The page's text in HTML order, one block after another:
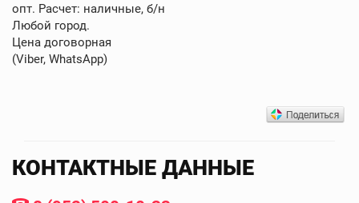
опт. Расчет: наличные, б/н
Любой город.
Цена договорная
(Viber, WhatsApp)
КОНТАКТНЫЕ ДАННЫЕ